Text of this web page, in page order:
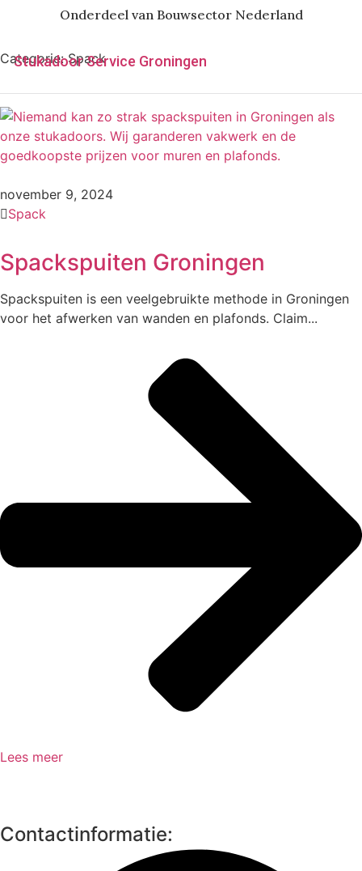
Onderdeel van Bouwsector Nederland
Stukadoor Service Groningen
Categorie:Spack
november 9, 2024
Spack
Spackspuiten Groningen
Spackspuiten is een veelgebruikte methode in Groningen
voor het afwerken van wanden en plafonds. Claim...
Lees meer
Contactinformatie: